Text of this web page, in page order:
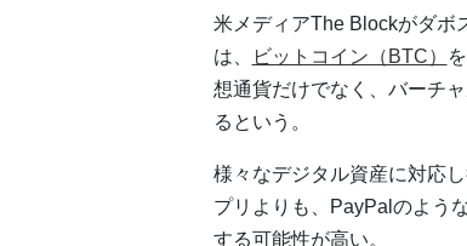
米メディアThe Blockがダボ
は、
ビットコイン（BTC）
想通貨だけでなく、バーチ
るという。
様々なデジタル資産に対応
プリよりも、PayPalのよう
する可能性が高い。